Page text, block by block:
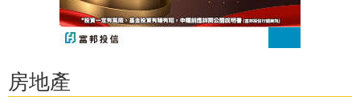
房地產